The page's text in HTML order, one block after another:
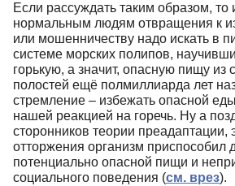
Если рассуждать таким образом, то
нормальным людям отвращения к
или мошенничеству надо искать в
системе морских полипов,
горькую, а значит, опасную пищу из
полостей ещё полмиллиарда лет
стремление – избежать опасной
нашей реакцией на горечь. Ну а
сторонников теории преадаптации,
отторжения организм приспособил
потенциально опасной пищи и
социального поведения (см. врез).